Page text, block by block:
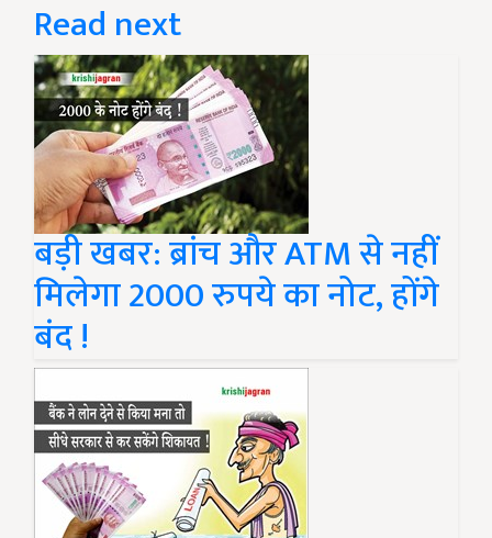
Read next
बड़ी खबर: ब्रांच और ATM से नहीं
मिलेगा 2000 रुपये का नोट, होंगे
बंद !